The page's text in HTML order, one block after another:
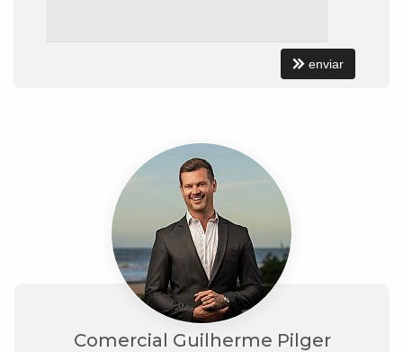
enviar
Comercial Guilherme Pilger